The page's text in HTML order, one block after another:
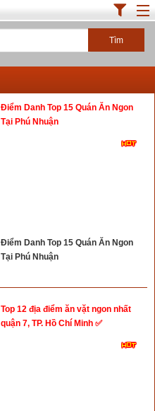
Điểm Danh Top 15 Quán Ăn Ngon
Tại Phú Nhuận
Điểm Danh Top 15 Quán Ăn Ngon
Tại Phú Nhuận
Top 12 địa điểm ăn vặt ngon nhất
quận 7, TP. Hồ Chí Minh ✅